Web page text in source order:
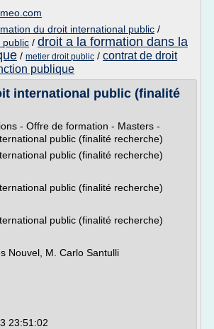
du droit international public /
public / droit a la formation dans la
/ metier droit public / contrat de droit
publique
international public (finalité
- Offre de formation - Masters -
public (finalité recherche)
public (finalité recherche)
public (finalité recherche)
public (finalité recherche)
Nouvel, M. Carlo Santulli
23:51:02